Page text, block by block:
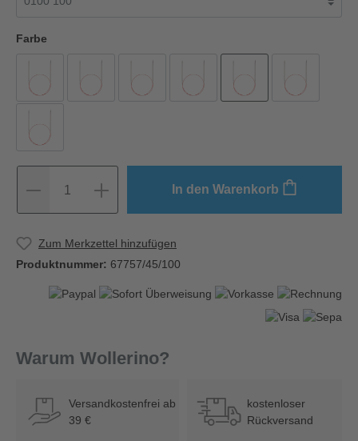
Farbe
1 In den Warenkorb
Zum Merkzettel hinzufügen
Produktnummer: 67757/45/100
Warum Wollerino?
Versandkostenfrei ab
39 €
kostenloser
Rückversand